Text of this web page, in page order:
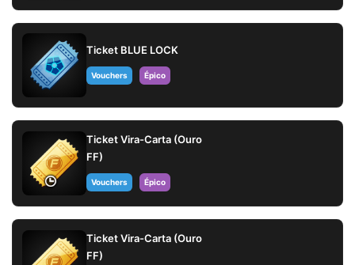
Ticket BLUE LOCK
Vouchers Épico
Ticket Vira-Carta (Ouro
FF)
Vouchers Épico
Ticket Vira-Carta (Ouro
FF)